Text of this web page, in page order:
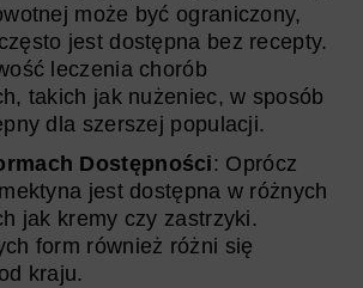
może być ograniczony,
jest dostępna bez recepty.
leczenia chorób
takich jak nużeniec, w sposób
dla szerszej populacji.
Dostępności: Oprócz
jest dostępna w różnych
jak kremy czy zastrzyki.
form również różni się
kraju.